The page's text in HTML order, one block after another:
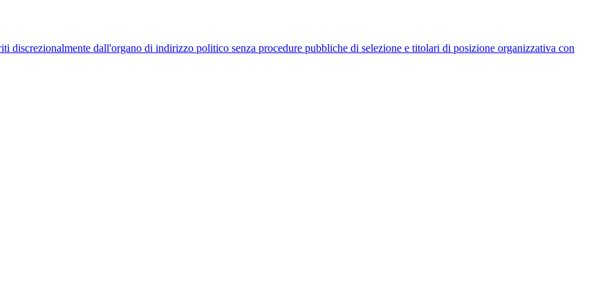
dall'organo di indirizzo politico senza procedure pubbliche di selezione e titolari di posizione organizzativa con